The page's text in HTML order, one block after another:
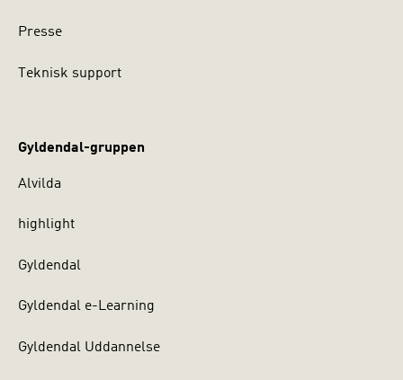
Presse
Teknisk support
Gyldendal-gruppen
Alvilda
highlight
Gyldendal
Gyldendal e-Learning
Gyldendal Uddannelse